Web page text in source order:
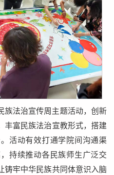
族法治宣传周主题活动，创新
丰富民族法治宣教形式，搭建
活动有效打通学院间沟通渠
持续推动各民族师生广泛交
铸牢中华民族共同体意识入脑